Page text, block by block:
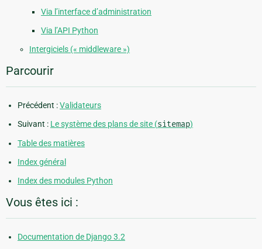
Via l’interface d’administration
Via l’API Python
Intergiciels (« middleware »)
Parcourir
Précédent :Validateurs
Suivant : Le système des plans de site (sitemap)
Table des matières
Index général
Index des modules Python
Vous êtes ici :
Documentation de Django 3.2